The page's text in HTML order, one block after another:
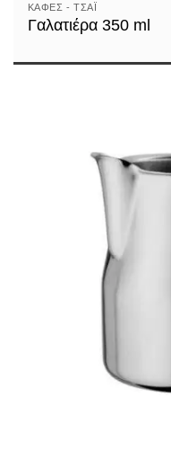
ΚΑΦΈΣ - ΤΣΆΙ
Γαλατιέρα 350 ml